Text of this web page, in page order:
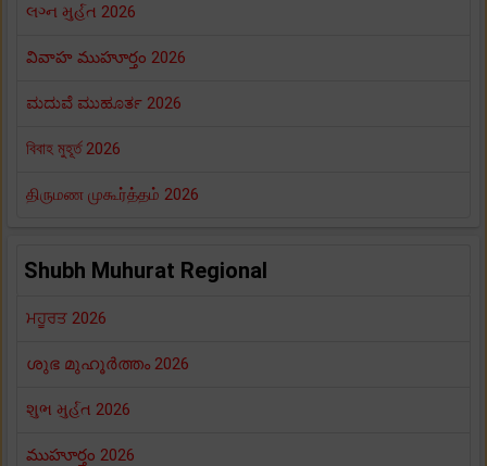
લગ્ન મુર્હત 2026
వివాహ ముహూర్తం 2026
ಮದುವೆ ಮುಹೂರ್ತ 2026
বিবাহ মুহূর্ত 2026
திருமண முகூர்த்தம் 2026
Shubh Muhurat Regional
ਮਹੂਰਤ 2026
ശുഭ മുഹൂർത്തം 2026
શુભ મુર્હત 2026
ముహూర్తం 2026